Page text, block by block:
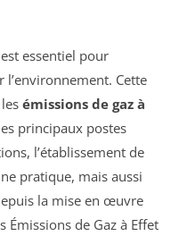
essentiel pour
l’environnement. Cette
émissions de gaz à
principaux postes
l’établissement de
pratique, mais aussi
la mise en œuvre
de Gaz à Effet